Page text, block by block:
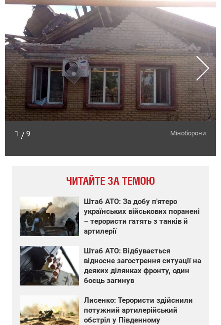
1 / 9 Міноборони
ЧИТАЙТЕ ЗА ТЕМОЮ
Штаб АТО: За добу п'ятеро
українських військових поранені
– терористи гатять з танків й
артилерії
Штаб АТО: Відбувається
відносне загострення ситуації на
деяких ділянках фронту, один
боєць загинув
Лисенко: Терористи здійснили
потужний артилерійський
обстріл у Південному